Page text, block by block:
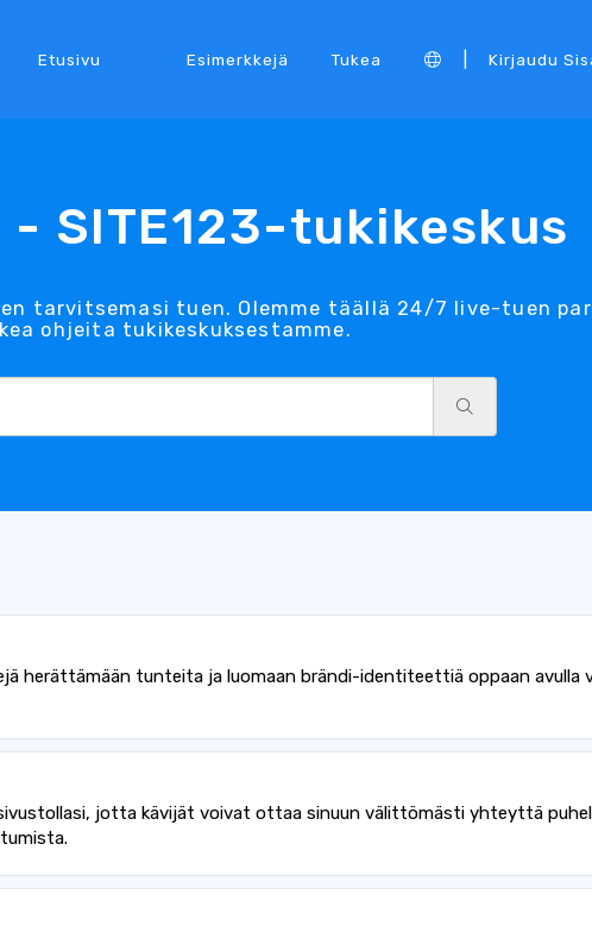
Etusivu Esimerkkejä Tukea Kirjaudu
- SITE123-tukikeskus
tarvitsemasi tuen. Olemme täällä 24/7 live-tuen
ohjeita tukikeskuksestamme.
herättämään tunteita ja luomaan brändi-identiteettiä oppaan avulla
jotta kävijät voivat ottaa sinuun välittömästi yhteyttä